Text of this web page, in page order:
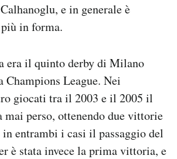
e in generale è
in forma.
era il quinto derby di Milano
Champions League. Nei
giocati tra il 2003 e il 2005 il
mai perso, ottenendo due vittorie
in entrambi i casi il passaggio del
è stata invece la prima vittoria, e